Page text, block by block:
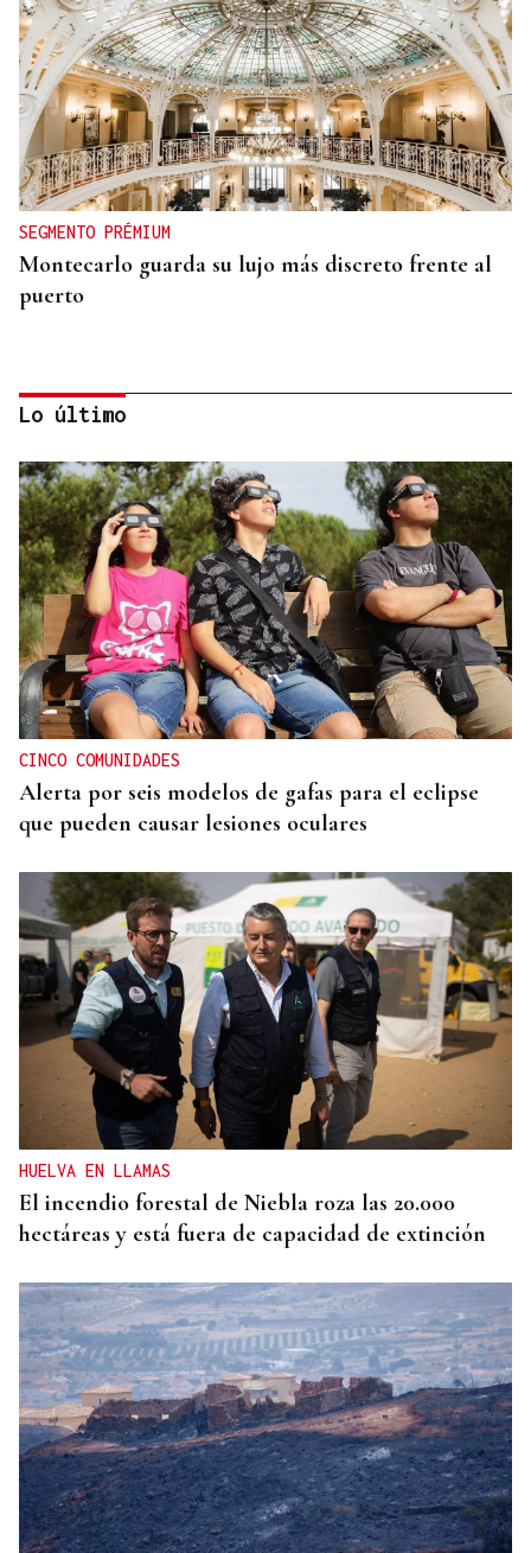
SEGMENTO PRÉMIUM
Montecarlo guarda su lujo más discreto frente al
puerto
SEGMENTO PRÉMIUM
Phuket refugia el lujo en villas privadas frente al
mar en Tailandia
Lo último
CINCO COMUNIDADES
Alerta por seis modelos de gafas para el eclipse
que pueden causar lesiones oculares
HUELVA EN LLAMAS
El incendio forestal de Niebla roza las 20.000
hectáreas y está fuera de capacidad de extinción